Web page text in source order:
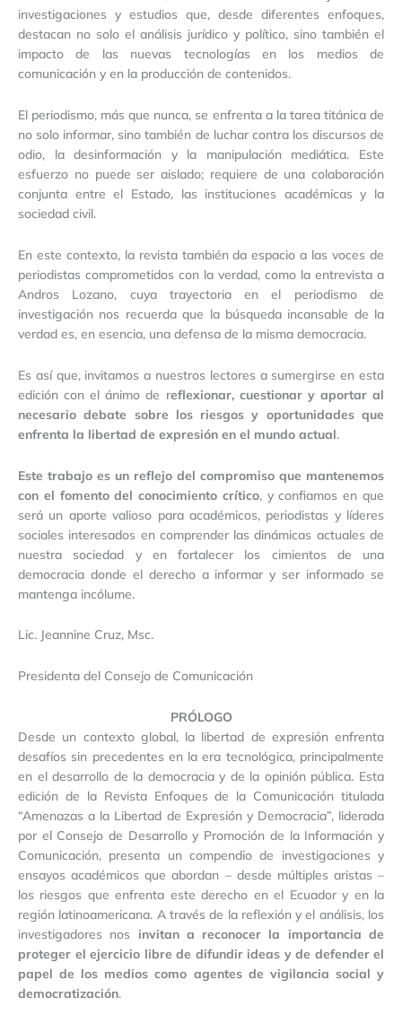
investigaciones y estudios que, desde diferentes enfoques,
destacan no solo el análisis jurídico y político, sino también el
impacto de las nuevas tecnologías en los medios de
comunicación y en la producción de contenidos.
El periodismo, más que nunca, se enfrenta a la tarea titánica de
no solo informar, sino también de luchar contra los discursos de
odio, la desinformación y la manipulación mediática. Este
esfuerzo no puede ser aislado; requiere de una colaboración
conjunta entre el Estado, las instituciones académicas y la
sociedad civil.
En este contexto, la revista también da espacio a las voces de
periodistas comprometidos con la verdad, como la entrevista a
Andros Lozano, cuya trayectoria en el periodismo de
investigación nos recuerda que la búsqueda incansable de la
verdad es, en esencia, una defensa de la misma democracia.
Es así que, invitamos a nuestros lectores a sumergirse en esta
edición con el ánimo de reflexionar, cuestionar y aportar al
necesario debate sobre los riesgos y oportunidades que
enfrenta la libertad de expresión en el mundo actual.
Este trabajo es un reflejo del compromiso que mantenemos
con el fomento del conocimiento crítico, y confiamos en que
será un aporte valioso para académicos, periodistas y líderes
sociales interesados en comprender las dinámicas actuales de
nuestra sociedad y en fortalecer los cimientos de una
democracia donde el derecho a informar y ser informado se
mantenga incólume.
Lic. Jeannine Cruz, Msc.
Presidenta del Consejo de Comunicación
PRÓLOGO
Desde un contexto global, la libertad de expresión enfrenta
desafíos sin precedentes en la era tecnológica, principalmente
en el desarrollo de la democracia y de la opinión pública. Esta
edición de la Revista Enfoques de la Comunicación titulada
“Amenazas a la Libertad de Expresión y Democracia”, liderada
por el Consejo de Desarrollo y Promoción de la Información y
Comunicación, presenta un compendio de investigaciones y
ensayos académicos que abordan – desde múltiples aristas –
los riesgos que enfrenta este derecho en el Ecuador y en la
región latinoamericana. A través de la reflexión y el análisis, los
investigadores nos invitan a reconocer la importancia de
proteger el ejercicio libre de difundir ideas y de defender el
papel de los medios como agentes de vigilancia social y
democratización.